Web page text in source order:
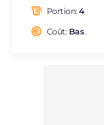
Portion:4
Coût: Bas